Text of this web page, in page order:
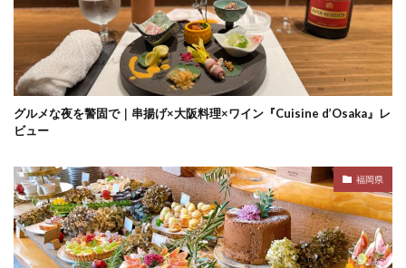
グルメな夜を警固で｜串揚げ×大阪料理×ワイン『Cuisine d’Osaka』レ
ビュー
福岡県